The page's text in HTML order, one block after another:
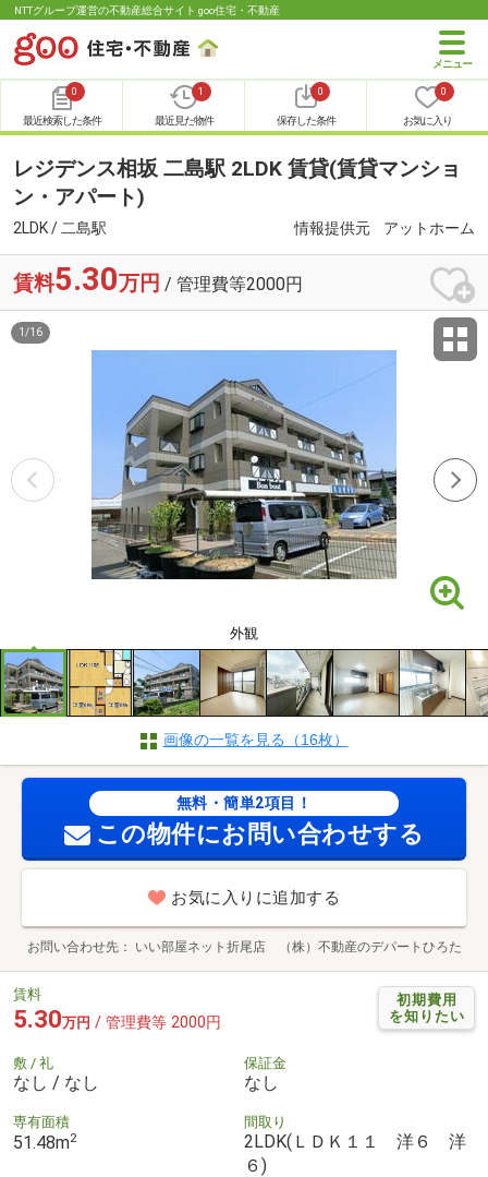
NTTグループ運営の不動産総合サイト goo住宅・不動産
0
最近検索した条件
1
最近見た物件
0
保存した条件
0
お気に入り
レジデンス相坂 二島駅 2LDK 賃貸(賃貸マンショ
ン・アパート)
2LDK / 二島駅 情報提供元 アットホーム
賃料5.30万円 / 管理費等2000円
外観
1 /16
画像の一覧を見る（16枚）
無料・簡単2項目！
この物件にお問い合わせする
お気に入りに追加する
お問い合わせ先 いい部屋ネット折尾店 （株）不動産のデパートひろた
初期費用
を知りたい
賃料
5.30万円 / 管理費等 2000円
敷 / 礼
なし / なし
保証金
なし
専有面積
51.48m2
間取り
2LDK(ＬＤＫ１１ 洋６ 洋
６)